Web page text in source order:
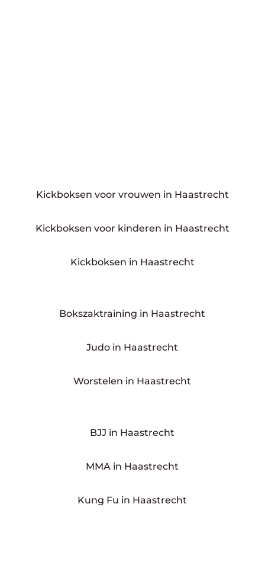
Kickboksen voor vrouwen in Haastrecht
Kickboksen voor kinderen in Haastrecht
Kickboksen in Haastrecht
Bokszaktraining in Haastrecht
Judo in Haastrecht
Worstelen in Haastrecht
BJJ in Haastrecht
MMA in Haastrecht
Kung Fu in Haastrecht